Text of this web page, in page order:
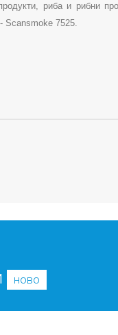
риба и рибни
Scansmoke 7525.
ново